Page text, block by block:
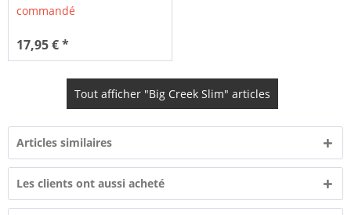
commandé
17,95 € *
Tout afficher "Big Creek Slim" articles
Articles similaires
Les clients ont aussi acheté